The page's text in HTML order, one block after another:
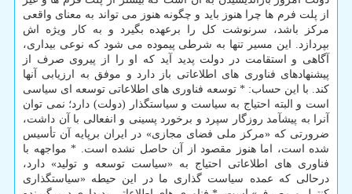
از پلت فرم ها چرا هنوز باید و چگونه هنوز می تواند به معنای واقعی
مرکز باشد، سرنوشت کل را برعهده بگیرد و به کار ویژه اش
بپردازد. این مسیر تنها به شرطی پیموده می شود که نوعی بیداری،
آگاهی و استقامت در دولت پدید آید که او را از پیروی صرف از
پیشنهادهای فناوری های اطلاعاتی باز دارد و موفق به ارزیابی آنها
کند. با این حساب: * توسعه فناوری های اطلاعاتی توسعه ای سیاسی
است و البته احتیاج به سیاست و سیاستگذار (دولت) دارد؛ نمی توان
آنرا به پیشآمد روزگار سپرد و برخورد پسینی و انفعالی با آن داشت،
ضرورتی که «مرکز ملی فضای مجازی» در ایران برپایه آن تأسیس
شده است، اما هنوز مقصود از آن حاصل نشده است. * مواجهه با
فناوری های اطلاعاتی احتیاج به «سیاست توسعه و تولید» دارد،
درحالی که عمده سیاست گذاری ما در این حیطه «سیاستگذاری